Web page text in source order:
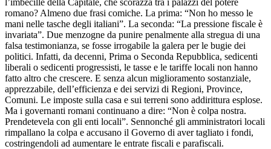
romano? Almeno due frasi comiche. La prima: “Non ho messo le
mani nelle tasche degli italiani”. La seconda: “La pressione fiscale è
invariata”. Due menzogne da punire penalmente alla stregua di una
falsa testimonianza, se fosse irrogabile la galera per le bugie dei
politici. Infatti, da decenni, Prima o Seconda Repubblica, sedicenti
liberali o sedicenti progressisti, le tasse e le tariffe locali non hanno
fatto altro che crescere. E senza alcun miglioramento sostanziale,
apprezzabile, dell’efficienza e dei servizi di Regioni, Province,
Comuni. Le imposte sulla casa e sui terreni sono addirittura esplose.
Ma i governanti romani continuano a dire: “Non è colpa nostra.
Prendetevela con gli enti locali”. Sennonché gli amministratori locali
rimpallano la colpa e accusano il Governo di aver tagliato i fondi,
costringendoli ad aumentare le entrate fiscali e parafiscali.